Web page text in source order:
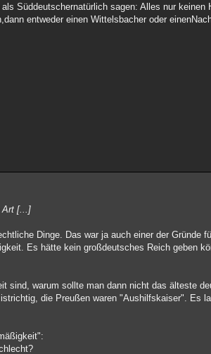
Süddeutschernatürlich sagen: Alles nur
entweder einen Wittelsbacher oder
Art [...]
Dinge. Das war ja auch einer der Gründe
Es hätte kein großdeutsches Reich geben
sind, warum sollte man dann nicht das älteste
die Preußen waren "Aushilfskaiser". Es